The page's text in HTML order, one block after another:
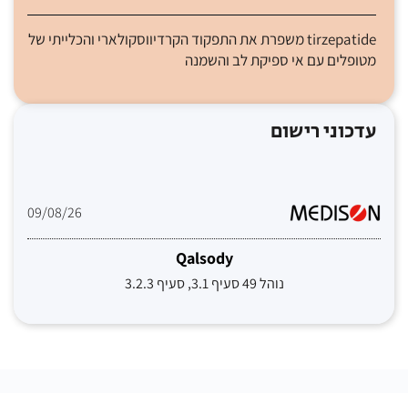
tirzepatide משפרת את התפקוד הקרדיווסקולארי והכלייתי של
מטופלים עם אי ספיקת לב והשמנה
עדכוני רישום
09/08/26
Qalsody
נוהל 49 סעיף 3.1, סעיף 3.2.3